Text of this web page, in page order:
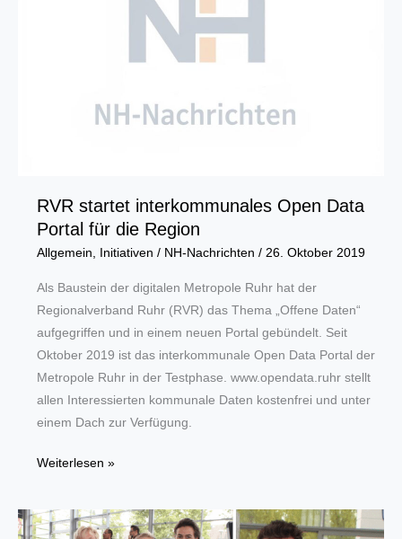
RVR startet interkommunales Open Data
Portal für die Region
Allgemein, Initiativen / NH-Nachrichten / 26. Oktober 2019
Als Baustein der digitalen Metropole Ruhr hat der
Regionalverband Ruhr (RVR) das Thema „Offene Daten“
aufgegriffen und in einem neuen Portal gebündelt. Seit
Oktober 2019 ist das interkommunale Open Data Portal der
Metropole Ruhr in der Testphase. www.opendata.ruhr stellt
allen Interessierten kommunale Daten kostenfrei und unter
einem Dach zur Verfügung.
RVR
interkommunales
Open
Weiterlesen »